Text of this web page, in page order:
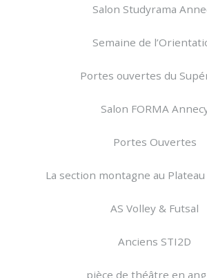
Salon Studyrama
Semaine de
Portes ouvertes du
Salon FORMA
Portes Ouvertes
La section montagne au
AS Volley & Futsal
Anciens STI2D
pièce de théâtre en